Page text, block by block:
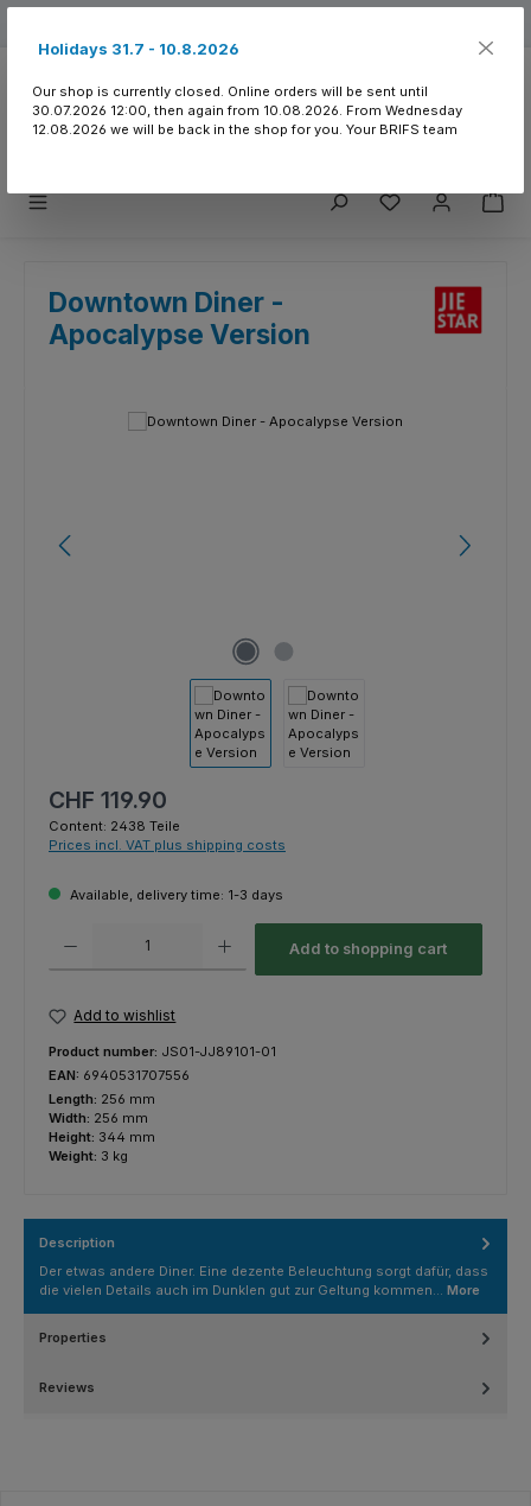
You have 0
Downtown Diner -
Apocalypse Version
Skip image gallery
Regular price:
CHF 119.90
Content: 2438 Teile
Prices incl. VAT plus shipping costs
Available, delivery time: 1-3 days
Add to shopping cart
Add to wishlist
Product number: JS01-JJ89101-01
EAN: 6940531707556
Length: 256 mm
Width: 256 mm
Height: 344 mm
Weight: 3 kg
Description
Der etwas andere Diner. Eine dezente Beleuchtung sorgt dafür, dass
die vielen Details auch im Dunklen gut zur Geltung kommen… More
Properties
Reviews
Holidays 31.7 - 10.8.2026
Our shop is currently closed. Online orders will be sent until
30.07.2026 12:00, then again from 10.08.2026. From Wednesday
12.08.2026 we will be back in the shop for you. Your BRIFS team